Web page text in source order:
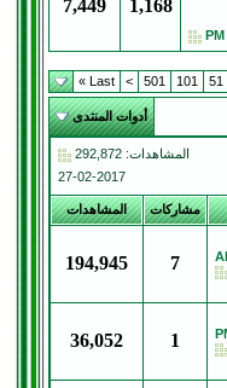
1,168
7,449
51
101
501
>
Last »
أدوات المنتدى
المشاهدات: 292,872
27-02-2017
مشاركات المشاهدات
7
194,945
1
36,052